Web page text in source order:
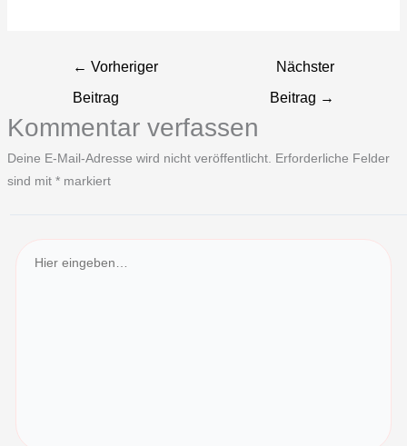
← Vorheriger
Beitrag
Nächster
Beitrag →
Kommentar verfassen
Deine E-Mail-Adresse wird nicht veröffentlicht. Erforderliche Felder
sind mit *markiert